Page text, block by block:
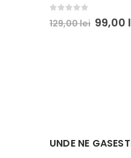
129,00lei 99,00
UNDE NE